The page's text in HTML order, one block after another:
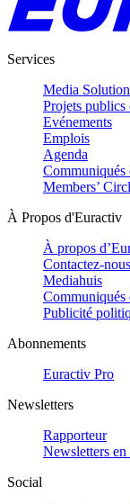
Services
Media
Projets publics
Evénements
Emplois
Agenda
Communiqués
Members’
À Propos d'Euractiv
À propos
Contactez-nous
Mediahuis
Communiqués
Publicité
Abonnements
Euractiv Pro
Newsletters
Rapporteur
Newsletters en
Social